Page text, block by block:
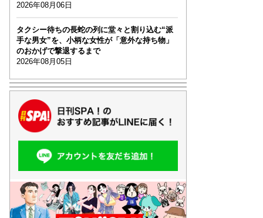
2026年08月06日
タクシー待ちの長蛇の列に堂々と割り込む“派
手な男女”を、小柄な女性が「意外な持ち物」
のおかげで撃退するまで
2026年08月05日